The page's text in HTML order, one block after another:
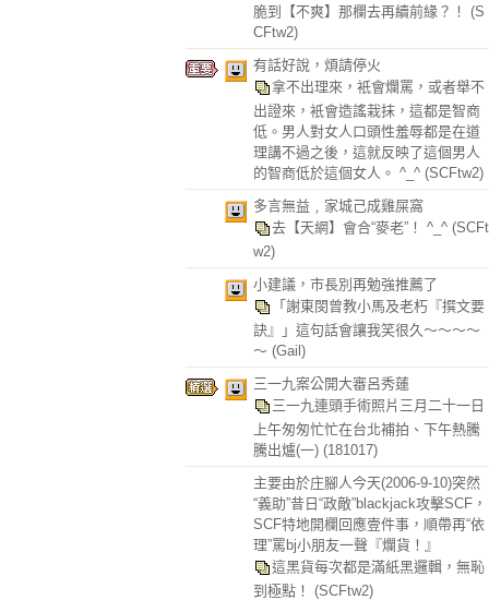
脆到【不爽】那欄去再續前緣？！ (S
CFtw2)
有話好說，煩請停火
拿不出理來，衹會爛罵，或者舉不
出證來，衹會造謠栽抹，這都是智商
低。男人對女人口頭性羞辱都是在道
理講不過之後，這就反映了這個男人
的智商低於這個女人。 ^_^ (SCFtw2)
多言無益﹐家城己成雞屎窩
去【天網】會合“麥老”！ ^_^ (SCFt
w2)
小建議，市長別再勉強推薦了
「謝東閔曾教小馬及老朽『撰文要
訣』」這句話會讓我笑很久～～～～
～ (Gail)
三一九案公開大審呂秀蓮
三一九連頭手術照片三月二十一日
上午匆匆忙忙在台北補拍、下午熱騰
騰出爐(一) (181017)
主要由於庄腳人今天(2006-9-10)突然
“義助”昔日“政敵”blackjack攻擊SCF，
SCF特地開欄回應壹件事，順帶再“依
理”罵bj小朋友一聲『爛貨！』
這黑貨每次都是滿紙黑邏輯，無恥
到極點！ (SCFtw2)